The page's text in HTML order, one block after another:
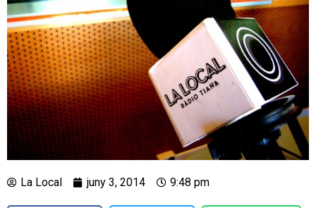
La Local juny 3, 2014 9:48 pm